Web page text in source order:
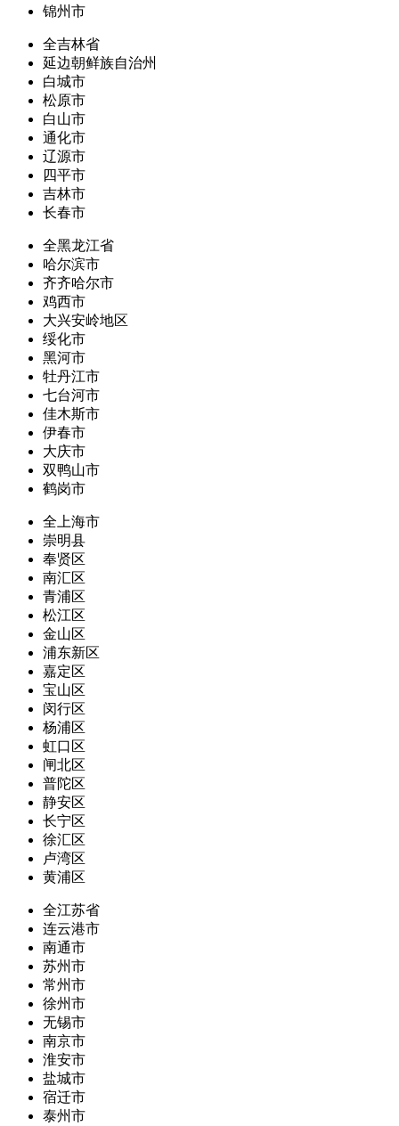
锦州市
全吉林省
延边朝鲜族自治州
白城市
松原市
白山市
通化市
辽源市
四平市
吉林市
长春市
全黑龙江省
哈尔滨市
齐齐哈尔市
鸡西市
大兴安岭地区
绥化市
黑河市
牡丹江市
七台河市
佳木斯市
伊春市
大庆市
双鸭山市
鹤岗市
全上海市
崇明县
奉贤区
南汇区
青浦区
松江区
金山区
浦东新区
嘉定区
宝山区
闵行区
杨浦区
虹口区
闸北区
普陀区
静安区
长宁区
徐汇区
卢湾区
黄浦区
全江苏省
连云港市
南通市
苏州市
常州市
徐州市
无锡市
南京市
淮安市
盐城市
宿迁市
泰州市